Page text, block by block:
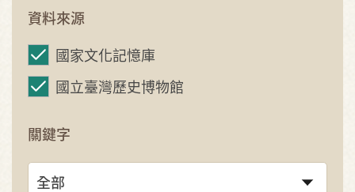
資料來源
國家文化記憶庫
國立臺灣歷史博物館
關鍵字